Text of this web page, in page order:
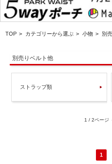
TOP > カテゴリーから選ぶ > 小物 > 別
別売りベルト他
ストラップ類
1 / 2ページ
1